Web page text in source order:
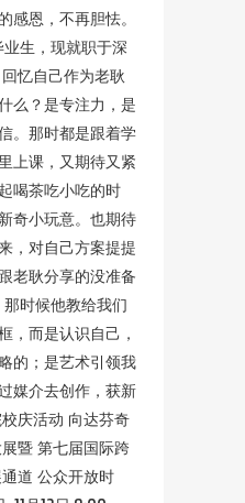
感恩，不再胆怯。
生，现就职于深
忆自己作为老耿
么？是专注力，是
。那时都是跟着学
上课，又期待又紧
喝茶吃小吃的时
奇小玩意。也期待
，对自己方案提提
老耿分享的没准备
时候他教给我们
，而是认识自己，
的；是艺术引领我
媒介去创作，获新
庆活动 向达芬奇
暨 第七届国际跨
道 公众开放时